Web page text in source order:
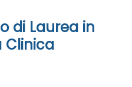
di Laurea in
Clinica